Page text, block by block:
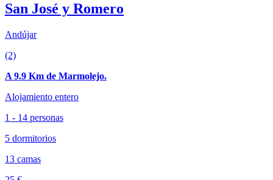
San José y Romero
Andújar
(2)
A 9.9 Km de Marmolejo.
Alojamiento entero
1 - 14 personas
5 dormitorios
13 camas